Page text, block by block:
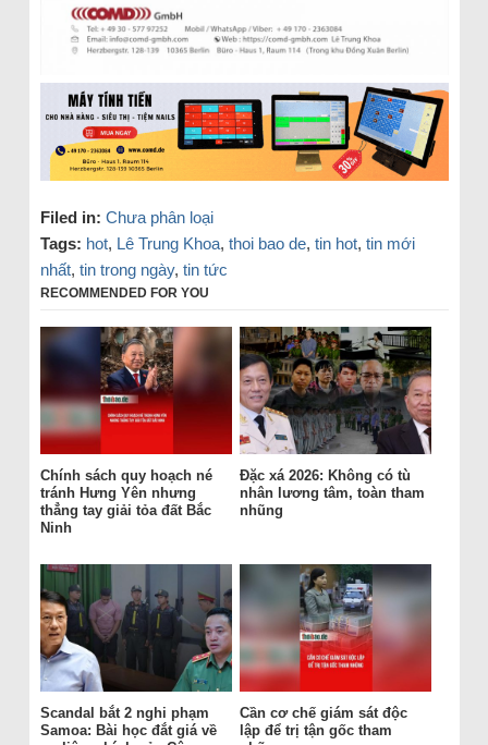
Filed in: Chưa phân loại
Tags: hot, Lê Trung Khoa, thoi bao de, tin hot, tin mới
nhất, tin trong ngày, tin tức
RECOMMENDED FOR YOU
Chính sách quy hoạch né
tránh Hưng Yên nhưng
thẳng tay giải tỏa đất Bắc
Ninh
Đặc xá 2026: Không có tù
nhân lương tâm, toàn tham
nhũng
Scandal bắt 2 nghi phạm
Samoa: Bài học đắt giá về
Cần cơ chế giám sát độc
lập để trị tận gốc tham